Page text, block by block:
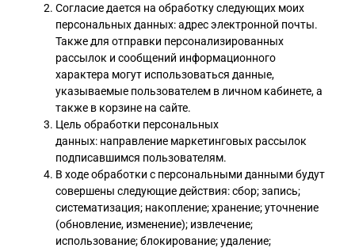
Согласие дается на обработку следующих моих
персональных данных: адрес электронной почты.
Также для отправки персонализированных
рассылок и сообщений информационного
характера могут использоваться данные,
указываемые пользователем в личном кабинете, а
также в корзине на сайте.
Цель обработки персональных
данных: направление маркетинговых рассылок
подписавшимся пользователям.
В ходе обработки с персональными данными будут
совершены следующие действия: сбор; запись;
систематизация; накопление; хранение; уточнение
(обновление, изменение); извлечение;
использование; блокирование; удаление;